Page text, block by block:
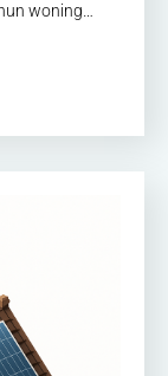
woning…